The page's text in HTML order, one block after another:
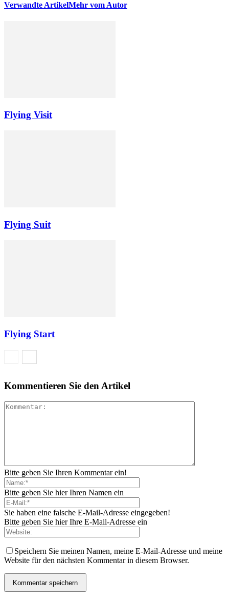
Verwandte ArtikelMehr vom Autor
Flying Visit
Flying Suit
Flying Start
Kommentieren Sie den Artikel
Bitte geben Sie Ihren Kommentar ein!
Bitte geben Sie hier Ihren Namen ein
Sie haben eine falsche E-Mail-Adresse eingegeben!
Bitte geben Sie hier Ihre E-Mail-Adresse ein
Speichern Sie meinen Namen, meine E-Mail-Adresse und meine
Website für den nächsten Kommentar in diesem Browser.